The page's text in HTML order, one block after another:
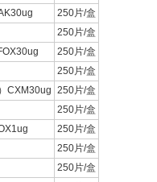
250片/盒
250片/盒
250片/盒
250片/盒
CXM30ug 250片/盒
250片/盒
250片/盒
250片/盒
250片/盒